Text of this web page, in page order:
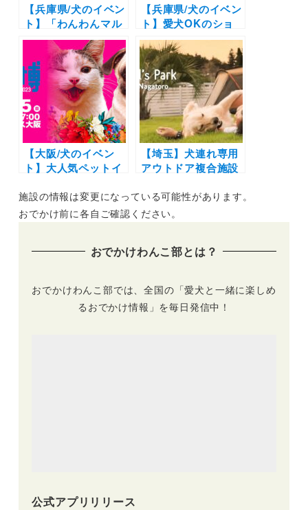
【兵庫県/犬のイベン
ト】「わんわんマル
シェ vol.34」（神戸
ポートアイランド
内・市民広場）
3/5・6開催！
【兵庫県/犬のイベン
ト】愛犬OKのショ
ッピングモールでの
イベント！「飛行犬
撮影会+B612 de マ
ルシェVol.38～DOG
STREET～」（サザ
ンモール六甲
B612）3/26・27開
催
【大阪/犬のイベン
ト】大人気ペットイ
やショップが盛りだ
くさん「Pet博2023
【埼玉】犬連れ専用
アウトドア複合施設
瀞」が2024年11月
にグランドオープ
ら愛犬OKカフェま
施設の情報は変更になっている可能性があります。
おでかけ前に各自ご確認ください。
おでかけわんこ部とは？
おでかけわんこ部では、全国の「愛犬と一緒に楽しめ
るおでかけ情報」を毎日発信中！
公式アプリリリース